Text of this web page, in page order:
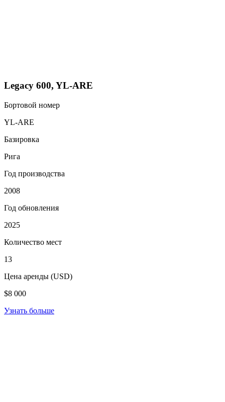
Legacy 600, YL-ARE
Бортовой номер
YL-ARE
Базировка
Рига
Год производства
2008
Год обновления
2025
Количество мест
13
Цена аренды (USD)
$8 000
Узнать больше